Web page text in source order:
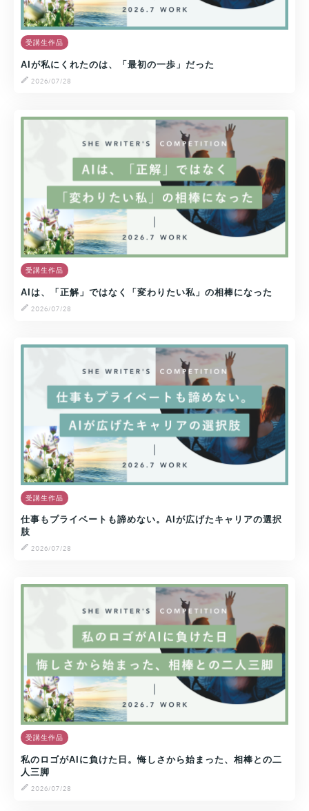
受講生作品
AIが私にくれたのは、「最初の一歩」だった
2026/07/28
受講生作品
AIは、「正解」ではなく「変わりたい私」の相棒になった
2026/07/28
受講生作品
仕事もプライベートも諦めない。AIが広げたキャリアの選択
肢
2026/07/28
受講生作品
私のロゴがAIに負けた日。悔しさから始まった、相棒との二
人三脚
2026/07/28